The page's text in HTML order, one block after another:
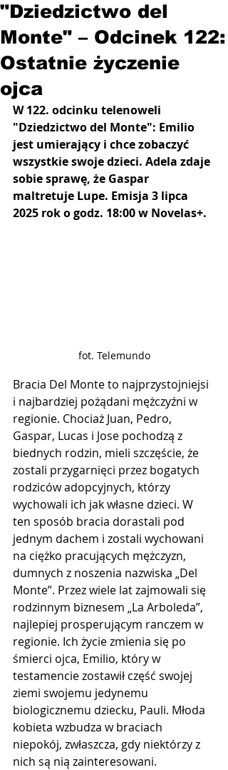
"Dziedzictwo del
Monte" – Odcinek 122:
Ostatnie życzenie
ojca
W 122. odcinku telenoweli
"Dziedzictwo del Monte": Emilio
jest umierający i chce zobaczyć
wszystkie swoje dzieci. Adela zdaje
sobie sprawę, że Gaspar
maltretuje Lupe. Emisja 3 lipca
2025 rok o godz. 18:00 w Novelas+.
fot. Telemundo
Bracia Del Monte to najprzystojniejsi
i najbardziej pożądani mężczyźni w
regionie. Chociaż Juan, Pedro,
Gaspar, Lucas i Jose pochodzą z
biednych rodzin, mieli szczęście, że
zostali przygarnięci przez bogatych
rodziców adopcyjnych, którzy
wychowali ich jak własne dzieci. W
ten sposób bracia dorastali pod
jednym dachem i zostali wychowani
na ciężko pracujących mężczyzn,
dumnych z noszenia nazwiska „Del
Monte”. Przez wiele lat zajmowali się
rodzinnym biznesem „La Arboleda”,
najlepiej prosperującym ranczem w
regionie. Ich życie zmienia się po
śmierci ojca, Emilio, który w
testamencie zostawił część swojej
ziemi swojemu jedynemu
biologicznemu dziecku, Pauli. Młoda
kobieta wzbudza w braciach
niepokój, zwłaszcza, gdy niektórzy z
nich są nią zainteresowani.